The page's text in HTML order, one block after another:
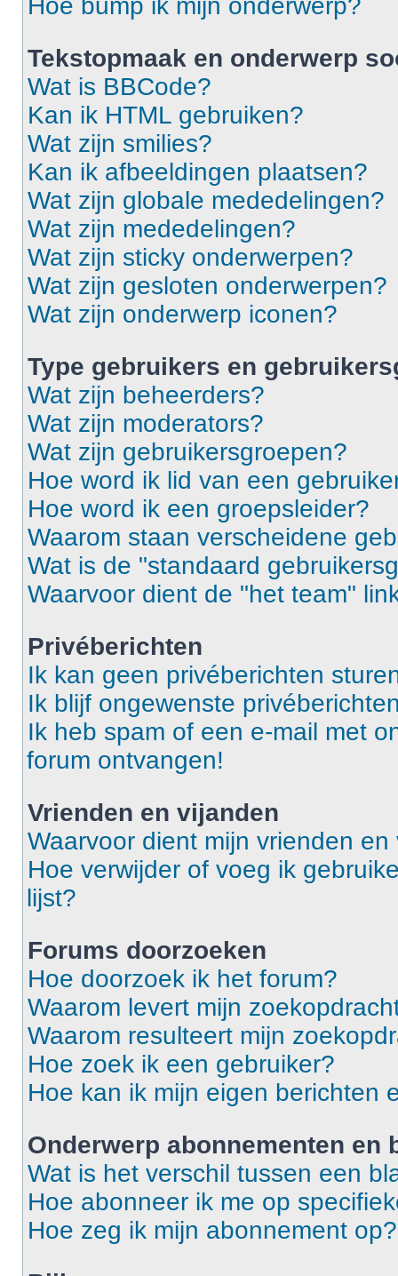
Hoe bump ik mijn onderwerp?
Tekstopmaak en onderwerp
Wat is BBCode?
Kan ik HTML gebruiken?
Wat zijn smilies?
Kan ik afbeeldingen plaatsen?
Wat zijn globale mededelingen?
Wat zijn mededelingen?
Wat zijn sticky onderwerpen?
Wat zijn gesloten onderwerpen?
Wat zijn onderwerp iconen?
Type gebruikers en
Wat zijn beheerders?
Wat zijn moderators?
Wat zijn gebruikersgroepen?
Hoe word ik lid van een
Hoe word ik een groepsleider?
Waarom staan verscheidene
Wat is de "standaard
Waarvoor dient de "het team"
Privéberichten
Ik kan geen privéberichten
Ik blijf ongewenste
Ik heb spam of een e-mail met
forum ontvangen!
Vrienden en vijanden
Waarvoor dient mijn vrienden en
Hoe verwijder of voeg ik
lijst?
Forums doorzoeken
Hoe doorzoek ik het forum?
Waarom levert mijn
Waarom resulteert mijn
Hoe zoek ik een gebruiker?
Hoe kan ik mijn eigen berichten
Onderwerp abonnementen en
Wat is het verschil tussen een
Hoe abonneer ik me op
Hoe zeg ik mijn abonnement op?